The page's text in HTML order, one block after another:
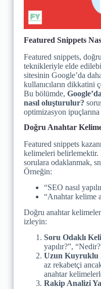
Featured Snippets
Featured snippets,
teknikleriyle elde
sitesinin Google’da
kullanıcıların dikkatini
Bu bölümde,
nasıl oluşturulur?
optimizasyon
Doğru Anahtar
Featured snippets
kelimeleri belirlemektir.
sorulara odaklanmak,
Örneğin:
“SEO nasıl
“Anahtar kelime
Doğru anahtar
izleyin:
Soru Odaklı
yapılır?”,
Uzun Kuyruklu
az rekabetçi
anahtar
Rakip Analizi